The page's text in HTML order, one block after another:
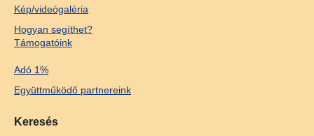
Kép/videógaléria
Hogyan segíthet?
Támogatóink
Adó 1%
Együttműködő partnereink
Keresés